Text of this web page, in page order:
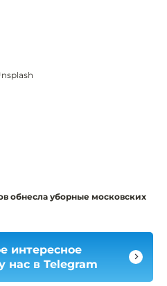
обнесла уборные московских
интересное
нас в Telegram